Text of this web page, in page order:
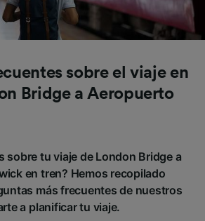
sobre el viaje en
Bridge a Aeropuerto
sobre tu viaje de London Bridge a
en tren? Hemos recopilado
más frecuentes de nuestros
a planificar tu viaje.